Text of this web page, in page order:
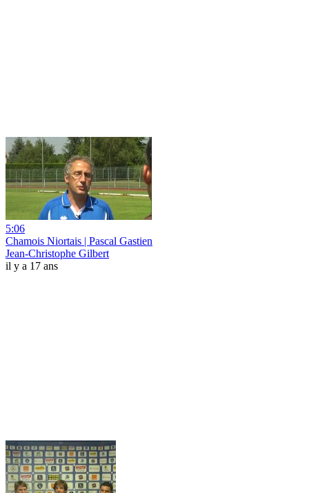
5:06
Chamois Niortais | Pascal Gastien
Jean-Christophe Gilbert
il y a 17 ans